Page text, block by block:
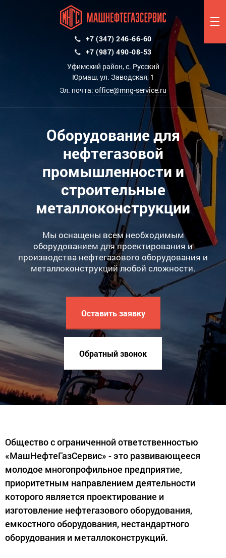
+7 (347) 246-66-60
+7 (987) 490-08-53
Уфимский район, с. Русский
Юрмаш, ул. Заводская, 1
Эл. почта: office@mng-service.ru
Оборудование для
нефтегазовой
промышленности и
строительные
металлоконструкции
Мы оснащены всем необходимым
оборудованием для проектирования и
производства нефтегазового оборудования и
металлоконструкций любой сложности.
Оставить заявку
Обратный звонок
Общество с ограниченной ответственностью
«МашНефтеГазСервис» - это развивающееся
молодое многопрофильное предприятие,
приоритетным направлением деятельности
которого является проектирование и
изготовление нефтегазового оборудования,
емкостного оборудования, нестандартного
оборудования и металлоконструкций.